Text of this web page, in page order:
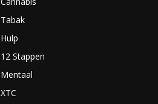
Tabak
Hulp
12 Stappen
Mentaal
XTC